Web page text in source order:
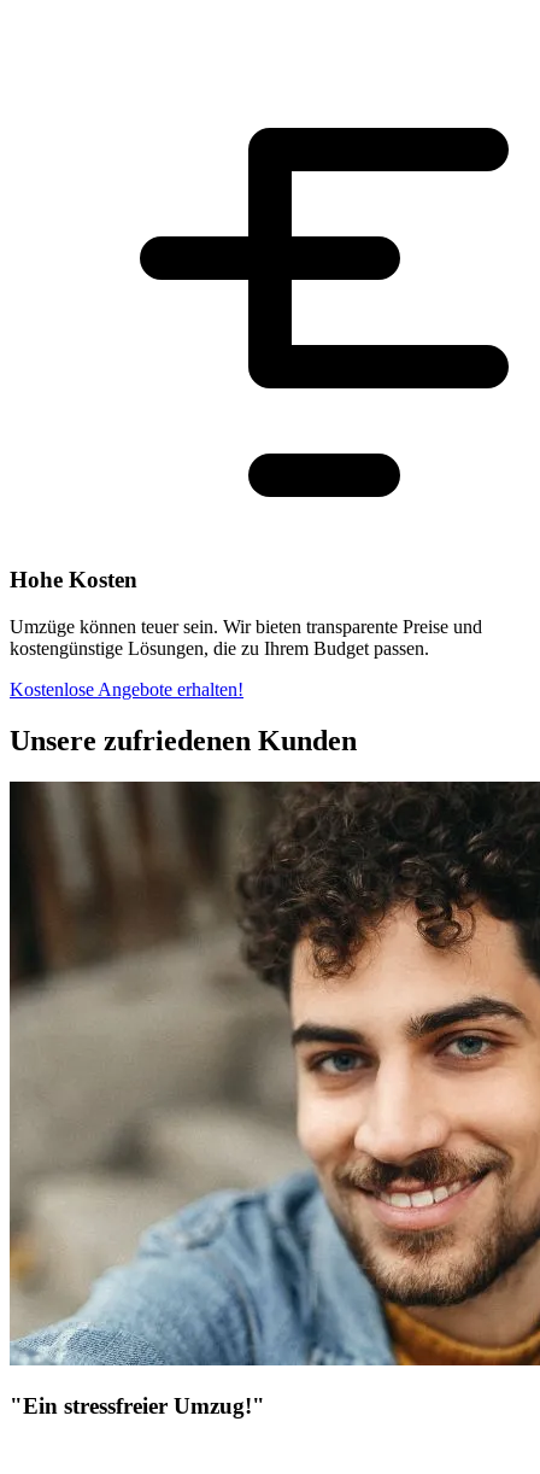
Hohe Kosten
Umzüge können teuer sein. Wir bieten transparente Preise und
kostengünstige Lösungen, die zu Ihrem Budget passen.
Kostenlose Angebote erhalten!
Unsere zufriedenen Kunden
"Ein stressfreier Umzug!"